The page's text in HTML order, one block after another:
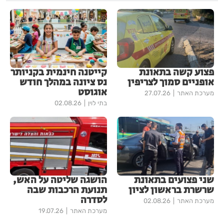
פצוע קשה בתאונת
אופניים סמוך לצריפין
מערכת האתר 27.07.26
קייטנה חינמית בקניותר
נס ציונה במהלך חודש
אוגוסט
בתי לוין 02.08.26
שני פצועים בתאונת
שרשרת בראשון לציון
מערכת האתר 02.08.26
הושגה שליטה על האש,
תנועת הרכבות שבה
לסדרה
מערכת האתר 19.07.26